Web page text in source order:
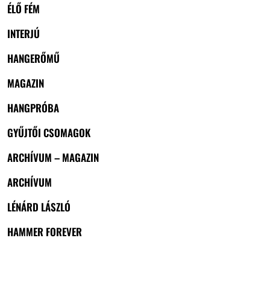
ÉLŐ FÉM
INTERJÚ
HANGERŐMŰ
MAGAZIN
HANGPRÓBA
GYŰJTŐI CSOMAGOK
ARCHÍVUM – MAGAZIN
ARCHÍVUM
LÉNÁRD LÁSZLÓ
HAMMER FOREVER